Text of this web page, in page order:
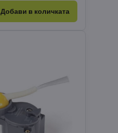
Добави в количката